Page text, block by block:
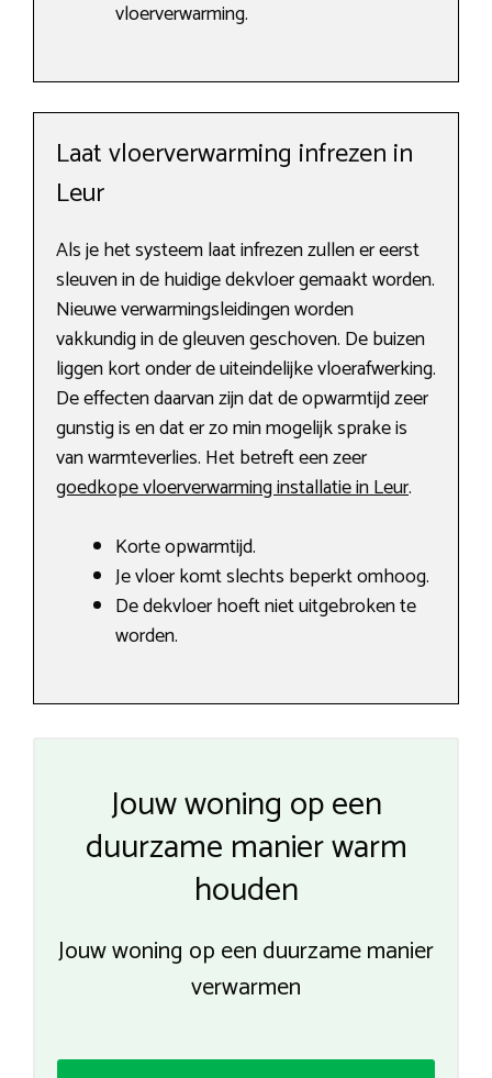
vloerverwarming.
Laat vloerverwarming infrezen in
Leur
Als je het systeem laat infrezen zullen er eerst
sleuven in de huidige dekvloer gemaakt worden.
Nieuwe verwarmingsleidingen worden
vakkundig in de gleuven geschoven. De buizen
liggen kort onder de uiteindelijke vloerafwerking.
De effecten daarvan zijn dat de opwarmtijd zeer
gunstig is en dat er zo min mogelijk sprake is
van warmteverlies. Het betreft een zeer
goedkope vloerverwarming installatie in Leur.
Korte opwarmtijd.
Je vloer komt slechts beperkt omhoog.
De dekvloer hoeft niet uitgebroken te
worden.
Jouw woning op een
duurzame manier warm
houden
Jouw woning op een duurzame manier
verwarmen